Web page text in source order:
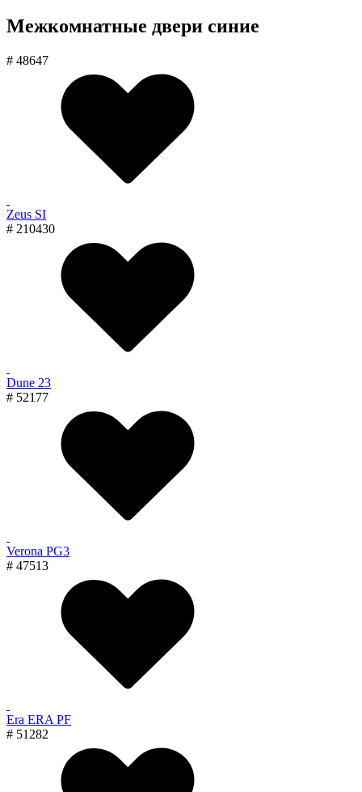
Межкомнатные двери синие
# 48647
Zeus SI
# 210430
Dune 23
# 52177
Verona PG3
# 47513
Era ERA PF
# 51282